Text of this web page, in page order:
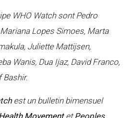
WHO Watch sont Pedro
Lopes Simoes, Marta
Juliette Mattijsen,
Wanis, Dua Ijaz, David Franco,
Bashir.
est un bulletin bimensuel
MovementetPeoples